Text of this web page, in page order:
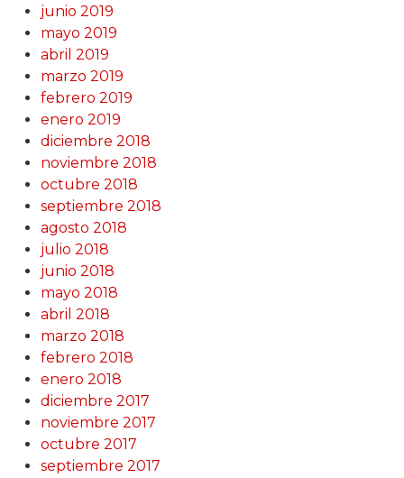
junio 2019
mayo 2019
abril 2019
marzo 2019
febrero 2019
enero 2019
diciembre 2018
noviembre 2018
octubre 2018
septiembre 2018
agosto 2018
julio 2018
junio 2018
mayo 2018
abril 2018
marzo 2018
febrero 2018
enero 2018
diciembre 2017
noviembre 2017
octubre 2017
septiembre 2017